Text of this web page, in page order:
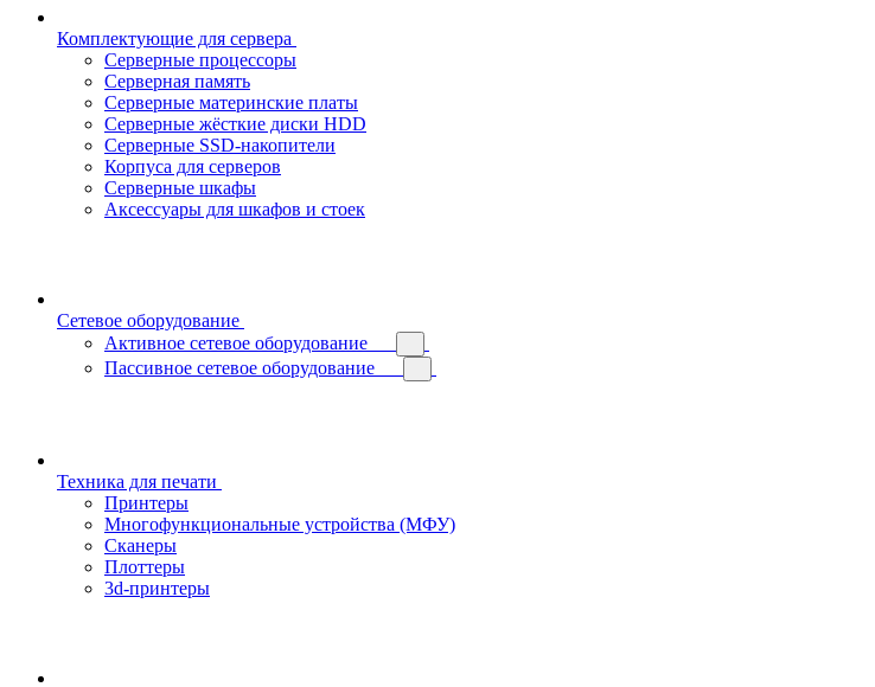
Комплектующие для сервера
Серверные процессоры
Серверная память
Серверные материнские платы
Серверные жёсткие диски HDD
Серверные SSD-накопители
Корпуса для серверов
Серверные шкафы
Аксессуары для шкафов и стоек
Сетевое оборудование
Активное сетевое оборудование
Пассивное сетевое оборудование
Техника для печати
Принтеры
Многофункциональные устройства (МФУ)
Сканеры
Плоттеры
3d-принтеры